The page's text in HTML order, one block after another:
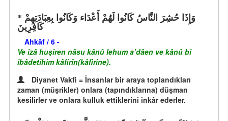
كَافِرِينَ
Ahkâf / 6 -
Ve izâ huşiren nâsu kânû lehum a’dâen ve kânû bi
ibâdetihim kâfirîn(kâfirîne).
Diyanet Vakfi = İnsanlar bir araya toplandıkları
zaman (müşrikler) onlara (tapındıklarına) düşman
kesilirler ve onlara kulluk ettiklerini inkâr ederler.